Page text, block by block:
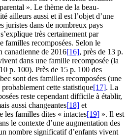
». Le thème de la beau-
ailleurs aussi et il est l’objet d’une
juristes dans de nombreux pays
très certainement par
familles recomposées. Selon le
canadienne de 2016[16], près de 13 p.
dans une famille recomposée (la
p. 100). Près de 15 p. 100 des
sont des familles recomposées (une
cette statistique[17]. La
reste cependant difficile à établir,
aussi changeantes[18] et
les familles dites « intactes[19] ». Il est
le contexte d’une augmentation des
nombre significatif d’enfants vivent